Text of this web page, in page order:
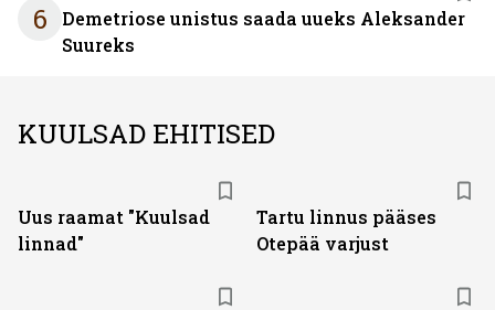
6
Demetriose unistus saada uueks Aleksander
Suureks
KUULSAD EHITISED
Uus raamat "Kuulsad
linnad"
Tartu linnus pääses
Otepää varjust